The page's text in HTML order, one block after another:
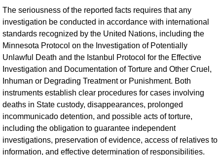
The seriousness of the reported facts requires that any
investigation be conducted in accordance with international
standards recognized by the United Nations, including the
Minnesota Protocol on the Investigation of Potentially
Unlawful Death and the Istanbul Protocol for the Effective
Investigation and Documentation of Torture and Other Cruel,
Inhuman or Degrading Treatment or Punishment. Both
instruments establish clear procedures for cases involving
deaths in State custody, disappearances, prolonged
incommunicado detention, and possible acts of torture,
including the obligation to guarantee independent
investigations, preservation of evidence, access of relatives to
information, and effective determination of responsibilities.